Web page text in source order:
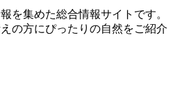
を集めた総合情報サイトです。
の方にぴったりの自然をご紹介